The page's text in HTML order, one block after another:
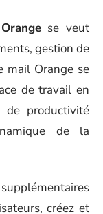
se veut
gestion de
mail Orange se
de travail en
de productivité
de la
créez et